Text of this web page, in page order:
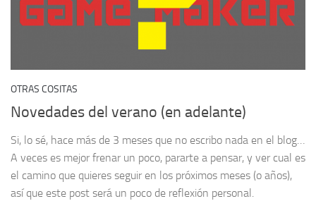
OTRAS COSITAS
Novedades del verano (en adelante)
Si, lo sé, hace más de 3 meses que no escribo nada en el blog…
A veces es mejor frenar un poco, pararte a pensar, y ver cual es
el camino que quieres seguir en los próximos meses (o años),
así que este post será un poco de reflexión personal.